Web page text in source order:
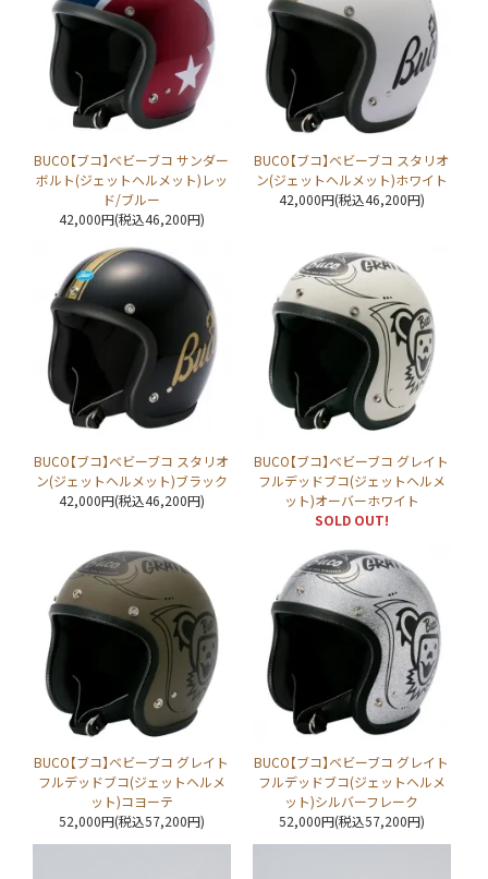
BUCO【ブコ】ベビーブコ サンダー
ボルト(ジェットヘルメット)レッ
ド/ブルー
42,000円(税込46,200円)
BUCO【ブコ】ベビーブコ スタリオ
ン(ジェットヘルメット)ホワイト
42,000円(税込46,200円)
BUCO【ブコ】ベビーブコ スタリオ
ン(ジェットヘルメット)ブラック
42,000円(税込46,200円)
BUCO【ブコ】ベビーブコ グレイト
フルデッドブコ(ジェットヘルメ
ット)オーバーホワイト
SOLD OUT!
BUCO【ブコ】ベビーブコ グレイト
フルデッドブコ(ジェットヘルメ
ット)コヨーテ
52,000円(税込57,200円)
BUCO【ブコ】ベビーブコ グレイト
フルデッドブコ(ジェットヘルメ
ット)シルバーフレーク
52,000円(税込57,200円)